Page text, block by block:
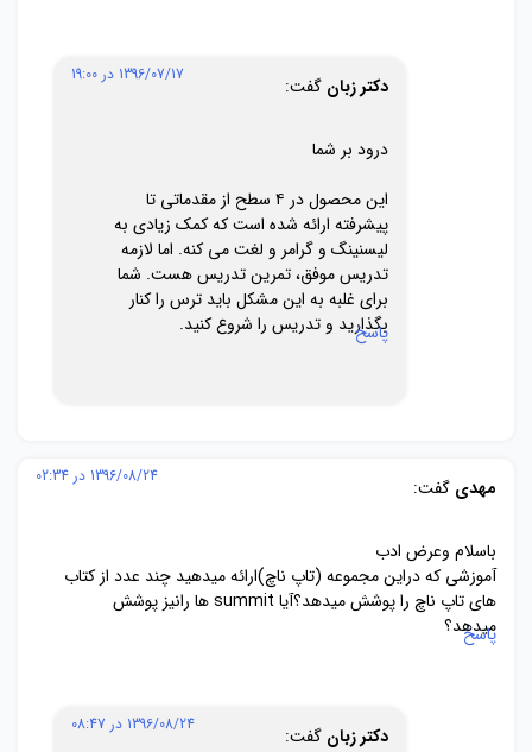
دکتر زبان گفت: 1396/07/17 در 19:00
درود بر شما
این محصول در ۴ سطح از مقدماتی تا
پیشرفته ارائه شده است که کمک زیادی به
لیسنینگ و گرامر و لغت می کنه. اما لازمه
تدریس موفق، تمرین تدریس هست. شما
برای غلبه به این مشکل باید ترس را کنار
بگذارید و تدریس را شروع کنید.
پاسخ
مهدی گفت: 1396/08/24 در 02:34
باسلام وعرض ادب
آموزشی که دراین مجموعه (تاپ ناچ)ارائه میدهید چند عدد از کتاب
های تاپ ناچ را پوشش میدهد؟آیا summit ها رانیز پوشش
میدهد؟
پاسخ
دکتر زبان گفت: 1396/08/24 در 08:47